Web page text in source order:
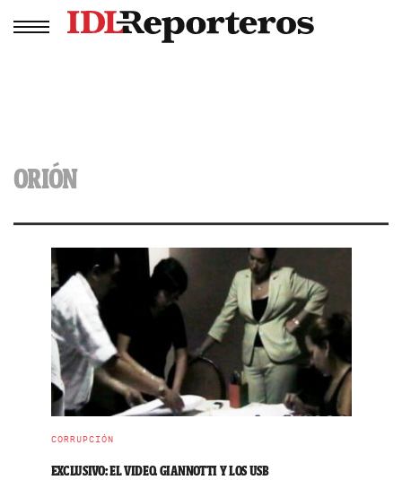
ORIÓN
CORRUPCIÓN
EXCLUSIVO: EL VIDEO. GIANNOTTI Y LOS USB